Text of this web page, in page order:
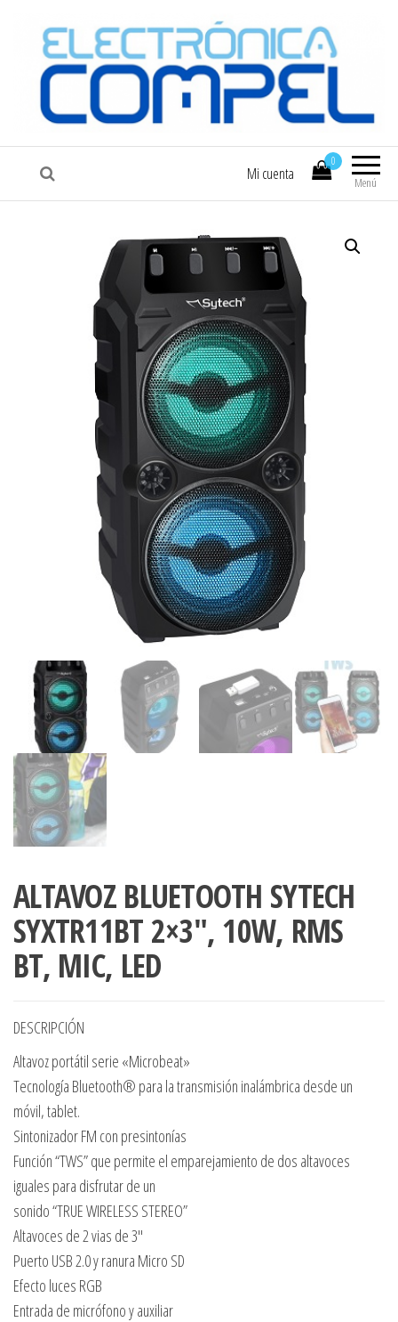
COMPEL Electrónica COMPEL
Menú
0
Mi cuenta
ALTAVOZ BLUETOOTH SYTECH
SYXTR11BT 2×3″, 10W, RMS
BT, MIC, LED
DESCRIPCIÓN
Altavoz portátil serie «Microbeat»
Tecnología Bluetooth® para la transmisión inalámbrica desde un
móvil, tablet.
Sintonizador FM con presintonías
Función “TWS” que permite el emparejamiento de dos altavoces
iguales para disfrutar de un
sonido “TRUE WIRELESS STEREO”
Altavoces de 2 vias de 3″
Puerto USB 2.0 y ranura Micro SD
Efecto luces RGB
Entrada de micrófono y auxiliar